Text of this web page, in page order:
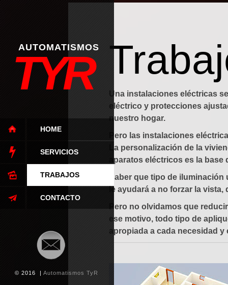
HOME
SERVICIOS
TRABAJOS
CONTACTO
© 2016 | Automatismos TyR
TYR
AUTOMATISMOS
Una instalaciones eléctricas
eléctrico y protecciones
nuestro hogar.
Pero las instalaciones
La personalización de la
aparatos eléctricos es la
Saber que tipo de
le ayudará a no forzar la
Pero no olvidamos que
ese motivo, todo tipo de
apropiada a cada necesidad y